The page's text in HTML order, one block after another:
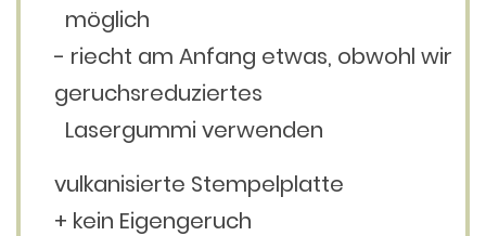
möglich
- riecht am Anfang etwas, obwohl wir
geruchsreduziertes
Lasergummi verwenden
vulkanisierte Stempelplatte
+ kein Eigengeruch